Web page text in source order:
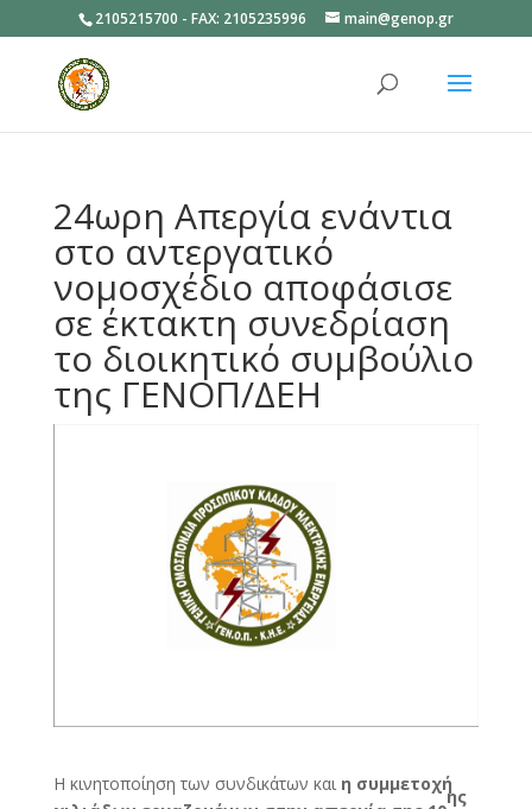
2105215700 - FAX: 2105235996 main@genop.gr
24ωρη Απεργία ενάντια
στο αντεργατικό
νομοσχέδιο αποφάσισε
σε έκτακτη συνεδρίαση
το διοικητικό συμβούλιο
της ΓΕΝΟΠ/ΔΕΗ
Η κινητοποίηση των συνδικάτων και η συμμετοχή
ης